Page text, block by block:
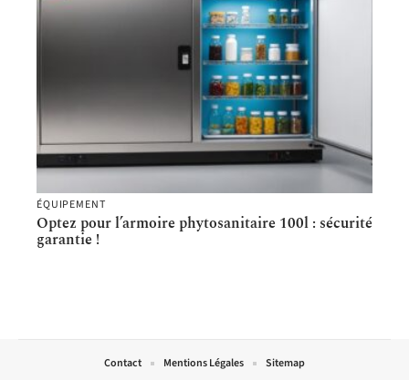
ÉQUIPEMENT
Optez pour l’armoire phytosanitaire 100l : sécurité
garantie !
Contact Mentions Légales Sitemap